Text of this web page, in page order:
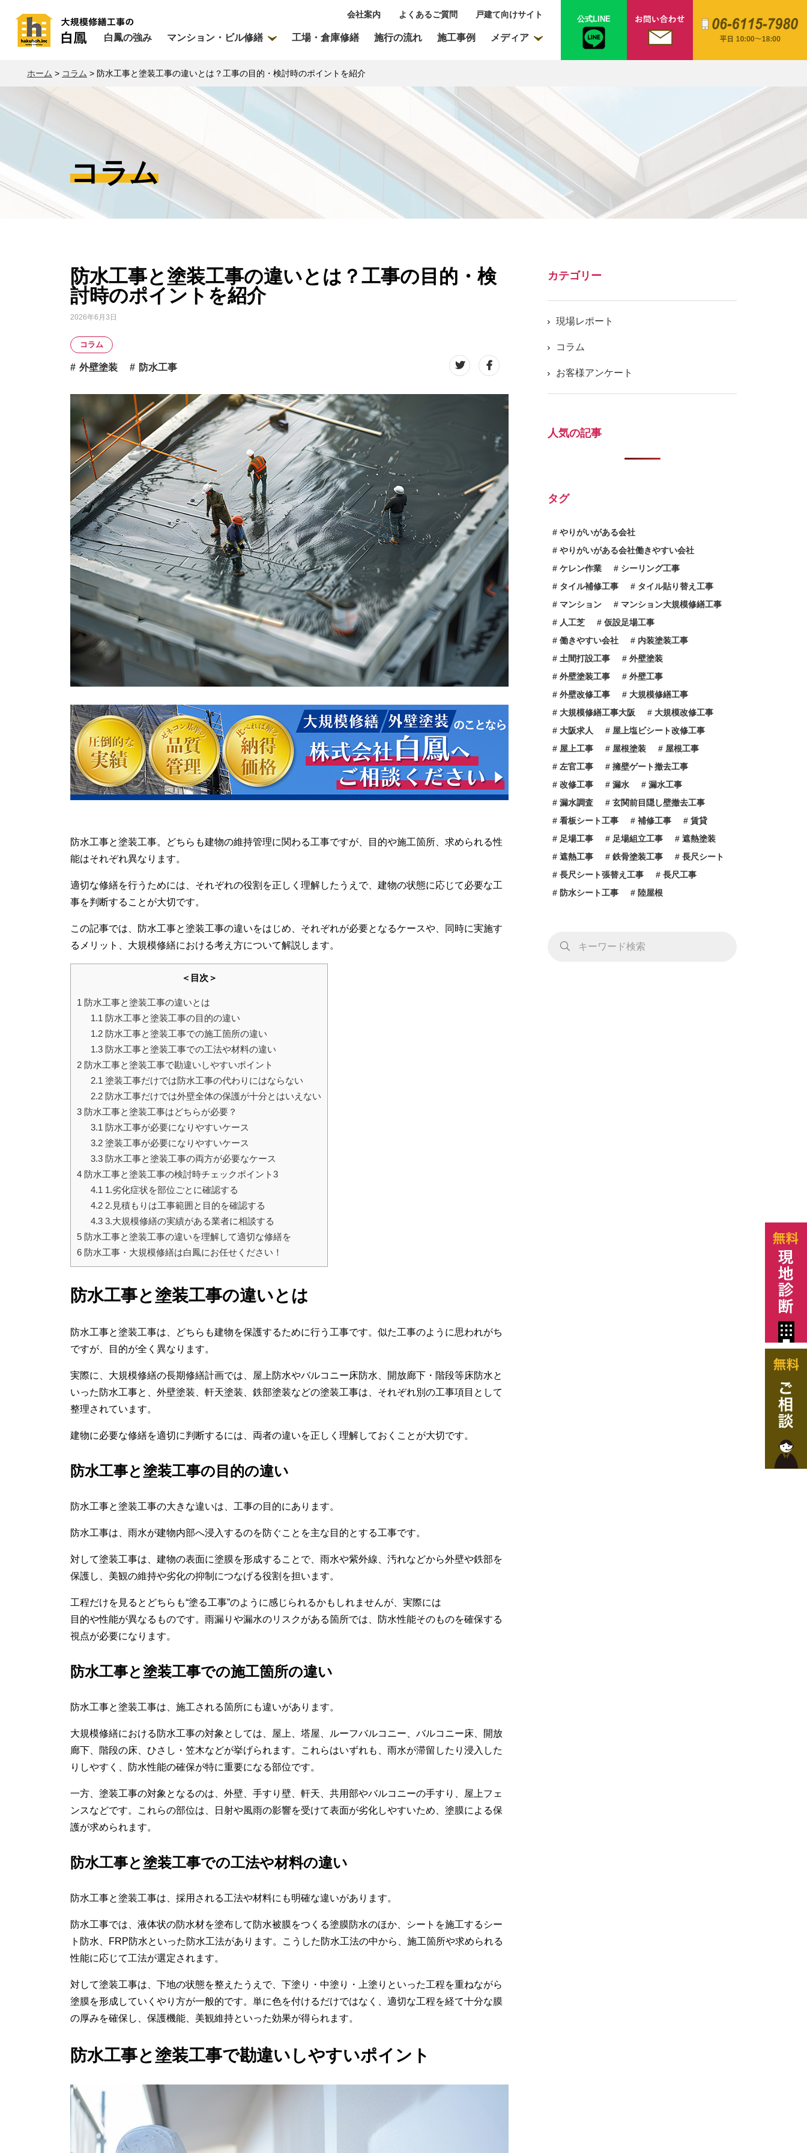
公式LINE
会社案内 よくあるご質問 戸建て向けサイト
白鳳の強み マンション・ビル修繕 工場・倉庫修繕 施行の流れ 施工事例 メディア
ホーム > コラム > 防水工事と塗装工事の違いとは？工事の目的・検討時のポイントを紹介
コラム
防水工事と塗装工事の違いとは？工事の目的・検
討時のポイントを紹介
2026年6月3日
コラム
外壁塗装 防水工事
防水工事と塗装工事。どちらも建物の維持管理に関わる工事ですが、目的や施工箇所、求められる性
能はそれぞれ異なります。
適切な修繕を行うためには、それぞれの役割を正しく理解したうえで、建物の状態に応じて必要な工
事を判断することが大切です。
この記事では、防水工事と塗装工事の違いをはじめ、それぞれが必要となるケースや、同時に実施す
るメリット、大規模修繕における考え方について解説します。
＜目次＞
1 防水工事と塗装工事の違いとは
1.1 防水工事と塗装工事の目的の違い
1.2防水工事と塗装工事での施工箇所の違い
1.3防水工事と塗装工事での工法や材料の違い
2 防水工事と塗装工事で勘違いしやすいポイント
2.1 塗装工事だけでは防水工事の代わりにはならない
2.2防水工事だけでは外壁全体の保護が十分とはいえない
3 防水工事と塗装工事はどちらが必要？
3.1 防水工事が必要になりやすいケース
3.2塗装工事が必要になりやすいケース
3.3防水工事と塗装工事の両方が必要なケース
4 防水工事と塗装工事の検討時チェックポイント3
4.1 1.劣化症状を部位ごとに確認する
4.22.見積もりは工事範囲と目的を確認する
4.33.大規模修繕の実績がある業者に相談する
5 防水工事と塗装工事の違いを理解して適切な修繕を
6 防水工事・大規模修繕は白鳳にお任せください！
防水工事と塗装工事の違いとは
防水工事と塗装工事は、どちらも建物を保護するために行う工事です。似た工事のように思われがち
ですが、目的が全く異なります。
実際に、大規模修繕の長期修繕計画では、屋上防水やバルコニー床防水、開放廊下・階段等床防水と
いった防水工事と、外壁塗装、軒天塗装、鉄部塗装などの塗装工事は、それぞれ別の工事項目として
整理されています。
建物に必要な修繕を適切に判断するには、両者の違いを正しく理解しておくことが大切です。
防水工事と塗装工事の目的の違い
防水工事と塗装工事の大きな違いは、工事の目的にあります。
防水工事は、雨水が建物内部へ浸入するのを防ぐことを主な目的とする工事です。
対して塗装工事は、建物の表面に塗膜を形成することで、雨水や紫外線、汚れなどから外壁や鉄部を
保護し、美観の維持や劣化の抑制につなげる役割を担います。
工程だけを見るとどちらも“塗る工事”のように感じられるかもしれませんが、実際には
目的や性能が異なるものです。雨漏りや漏水のリスクがある箇所では、防水性能そのものを確保する
視点が必要になります。
防水工事と塗装工事での施工箇所の違い
防水工事と塗装工事は、施工される箇所にも違いがあります。
大規模修繕における防水工事の対象としては、屋上、塔屋、ルーフバルコニー、バルコニー床、開放
廊下、階段の床、ひさし・笠木などが挙げられます。これらはいずれも、雨水が滞留したり浸入した
りしやすく、防水性能の確保が特に重要になる部位です。
一方、塗装工事の対象となるのは、外壁、手すり壁、軒天、共用部やバルコニーの手すり、屋上フェ
ンスなどです。これらの部位は、日射や風雨の影響を受けて表面が劣化しやすいため、塗膜による保
護が求められます。
防水工事と塗装工事での工法や材料の違い
防水工事と塗装工事は、採用される工法や材料にも明確な違いがあります。
防水工事では、液体状の防水材を塗布して防水被膜をつくる塗膜防水のほか、シートを施工するシー
ト防水、FRP防水といった防水工法があります。こうした防水工法の中から、施工箇所や求められる
性能に応じて工法が選定されます。
対して塗装工事は、下地の状態を整えたうえで、下塗り・中塗り・上塗りといった工程を重ねながら
塗膜を形成していくやり方が一般的です。単に色を付けるだけではなく、適切な工程を経て十分な膜
の厚みを確保し、保護機能、美観維持といった効果が得られます。
防水工事と塗装工事で勘違いしやすいポイント
カテゴリー
現場レポート
コラム
お客様アンケート
人気の記事
タグ
やりがいがある会社
やりがいがある会社働きやすい会社
ケレン作業
シーリング工事
タイル補修工事
タイル貼り替え工事
マンション
マンション大規模修繕工事
人工芝
仮設足場工事
働きやすい会社
内装塗装工事
土間打設工事
外壁塗装
外壁塗装工事
外壁工事
外壁改修工事
大規模修繕工事
大規模修繕工事大阪
大規模改修工事
大阪求人
屋上塩ビシート改修工事
屋上工事
屋根塗装
屋根工事
左官工事
擁壁ゲート撤去工事
改修工事
漏水
漏水工事
漏水調査
玄関前目隠し壁撤去工事
看板シート工事
補修工事
賃貸
足場工事
足場組立工事
遮熱塗装
遮熱工事
鉄骨塗装工事
長尺シート
長尺シート張替え工事
長尺工事
防水シート工事
陸屋根